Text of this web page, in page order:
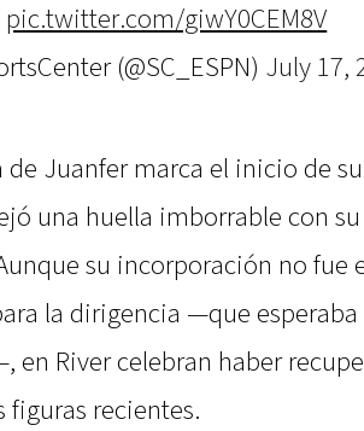
pic.twitter.com/giwY0CEM8V
(@SC_ESPN) July 17,
de Juanfer marca el inicio de
una huella imborrable con
su incorporación no fue
la dirigencia —que
en River celebran haber
figuras recientes.